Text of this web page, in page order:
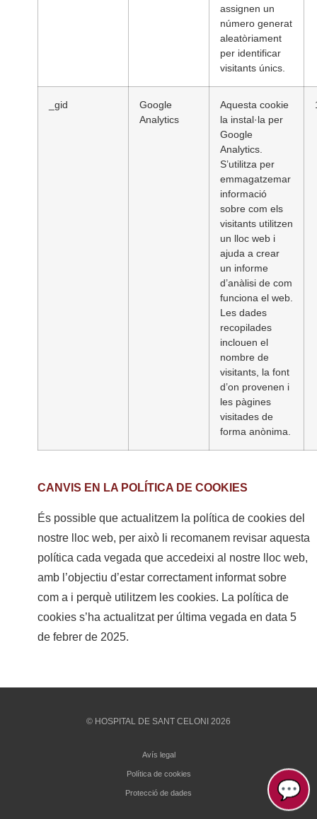
💬
assignen un
número generat
aleatòriament
per identificar
visitants únics.
_gid
Google
Analytics
Aquesta cookie
la instal·la per
Google
Analytics.
S’utilitza per
emmagatzemar
informació
sobre com els
visitants utilitzen
un lloc web i
ajuda a crear
un informe
d’anàlisi de com
funciona el web.
Les dades
recopilades
inclouen el
nombre de
visitants, la font
d’on provenen i
les pàgines
visitades de
forma anònima.
CANVIS EN LA POLÍTICA DE COOKIES
És possible que actualitzem la política de cookies del
nostre lloc web, per això li recomanem revisar aquesta
política cada vegada que accedeixi al nostre lloc web,
amb l’objectiu d’estar correctament informat sobre
com a i perquè utilitzem les cookies. La política de
cookies s’ha actualitzat per última vegada en data 5
de febrer de 2025.
© HOSPITAL DE SANT CELONI 2026
Avís legal
Política de cookies
Protecció de dades